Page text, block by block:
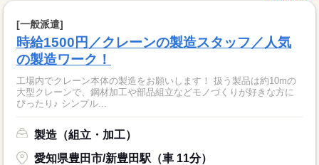
[一般派遣]
時給1500円／クレーンの製造スタッフ／人気
の製造ワーク！
工場内でクレーン本体の製造をお願いします！ 扱う製品は約10mの
大型クレーンで、鋼材加工や部品組立などモノづくりが好きな方に
ぴったり♪ シンプル...
製造（組立・加工）
愛知県豊田市/新豊田駅（車 11分）